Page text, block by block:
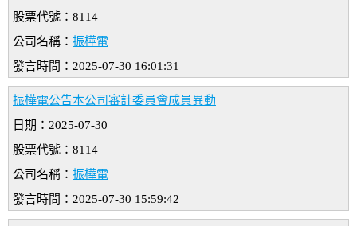
股票代號：8114
公司名稱： 振樺電
發言時間：2025-07-30 16:01:31
振樺電公告本公司審計委員會成員異動
日期：2025-07-30
股票代號：8114
公司名稱： 振樺電
發言時間：2025-07-30 15:59:42